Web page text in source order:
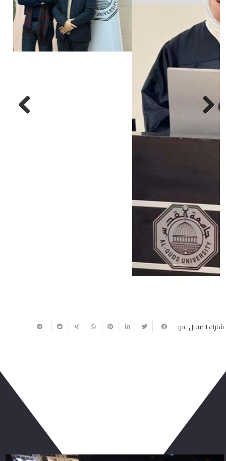
Previous
Next
شارك المقال عبر:
ربما يعجبك أيضا
جامعة القدس تختتم فعاليات حفل تخريج الفوج الخامس والأربعين لكليات طب
الأسنان والدعوة وأصول الدين والحقوق والأعمال والاقتصاد والعلوم والتكنولوجيا
والعلوم التربوية والآداب